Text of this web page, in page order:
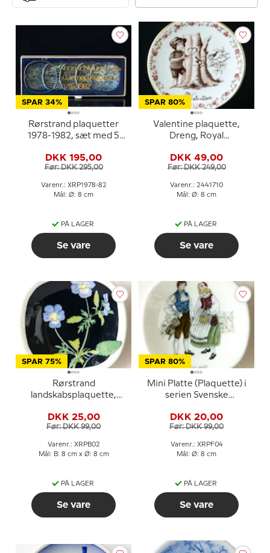
SPAR 34%
Rørstrand plaquetter
1978-1982, sæt med 5
DKK 195,00
Før: DKK 295,00
Varenr.: XRP1978-82
Mål: Ø: 8 cm
PÅ LAGER
Se vare
SPAR 80%
Valentine plaquette,
Dreng, Royal
DKK 49,00
Før: DKK 249,00
Varenr.: 2441710
Mål: Ø: 8 cm
PÅ LAGER
Se vare
SPAR 75%
Rørstrand
landskabsplaquette,
DKK 25,00
Før: DKK 99,00
Varenr.: XRPB02
Mål: B: 8 cm x Ø: 8 cm
PÅ LAGER
Se vare
SPAR 80%
Mini Platte (Plaquette) i
serien Svenske
Gotland
DKK 20,00
Før: DKK 99,00
Varenr.: XRPF04
Mål: Ø: 8 cm
PÅ LAGER
Se vare